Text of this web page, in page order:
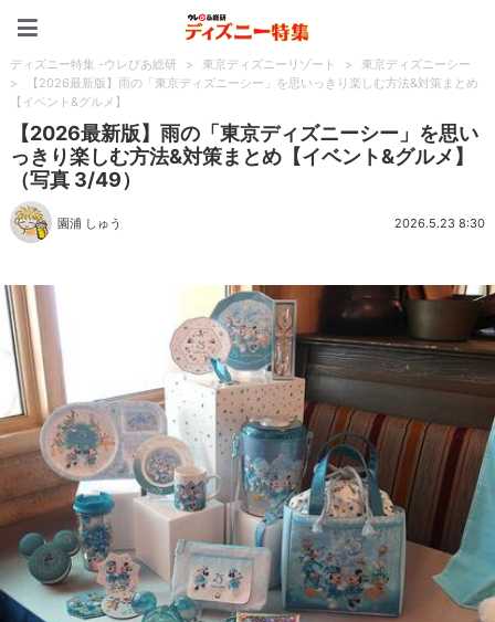
ディズニー特集 -ウレぴあ総研 > 東京ディズニーリゾート >
東京ディズニーシー
>
【2026最新版】雨の「東京ディズニーシー」を思いっきり楽しむ方法&対策まとめ
【イベント&グルメ】
【2026最新版】雨の「東京ディズニーシー」を思い
っきり楽しむ方法&対策まとめ【イベント&グルメ】
（写真 3/49）
園浦 しゅう 2026.5.23 8:30